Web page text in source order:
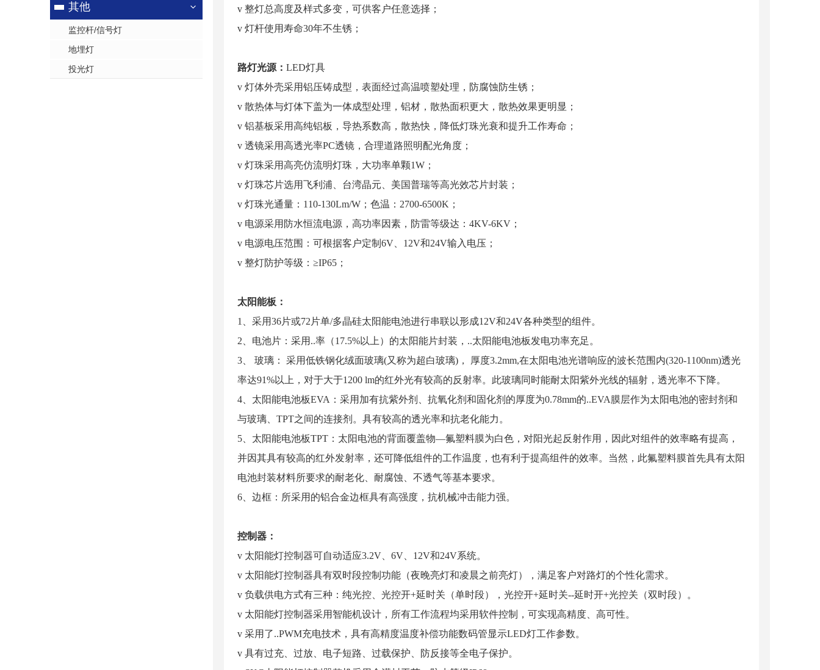
其他
监控杆/信号灯
地埋灯
投光灯
v 整灯总高度及样式多变，可供客户任意选择；
v 灯杆使用寿命30年不生锈；
路灯光源： LED灯具
v 灯体外壳采用铝压铸成型，表面经过高温喷塑处理，防腐蚀防生锈；
v 散热体与灯体下盖为一体成型处理，铝材，散热面积更大，散热效果更明显；
v 铝基板采用高纯铝板，导热系数高，散热快，降低灯珠光衰和提升工作寿命；
v 透镜采用高透光率PC透镜，合理道路照明配光角度；
v 灯珠采用高亮仿流明灯珠，大功率单颗1W；
v 灯珠芯片选用飞利浦、台湾晶元、美国普瑞等高光效芯片封装；
v 灯珠光通量：110-130Lm/W；色温：2700-6500K；
v 电源采用防水恒流电源，高功率因素，防雷等级达：4KV-6KV；
v 电源电压范围：可根据客户定制6V、12V和24V输入电压；
v 整灯防护等级：≥IP65；
太阳能板：
1、采用36片或72片单/多晶硅太阳能电池进行串联以形成12V和24V各种类型的组件。
2、电池片：采用..率（17.5%以上）的太阳能片封装，..太阳能电池板发电功率充足。
3、 玻璃： 采用低铁钢化绒面玻璃(又称为超白玻璃)， 厚度3.2mm,在太阳电池光谱响应的波长范围内(320-1100nm)透光
率达91%以上，对于大于1200 lm的红外光有较高的反射率。此玻璃同时能耐太阳紫外光线的辐射，透光率不下降。
4、太阳能电池板EVA：采用加有抗紫外剂、抗氧化剂和固化剂的厚度为0.78mm的..EVA膜层作为太阳电池的密封剂和
与玻璃、TPT之间的连接剂。具有较高的透光率和抗老化能力。
5、太阳能电池板TPT：太阳电池的背面覆盖物—氟塑料膜为白色，对阳光起反射作用，因此对组件的效率略有提高，
并因其具有较高的红外发射率，还可降低组件的工作温度，也有利于提高组件的效率。当然，此氟塑料膜首先具有太阳
电池封装材料所要求的耐老化、耐腐蚀、不透气等基本要求。
6、边框：所采用的铝合金边框具有高强度，抗机械冲击能力强。
控制器：
v 太阳能灯控制器可自动适应3.2V、6V、12V和24V系统。
v 太阳能灯控制器具有双时段控制功能（夜晚亮灯和凌晨之前亮灯），满足客户对路灯的个性化需求。
v 负载供电方式有三种：纯光控、光控开+延时关（单时段），光控开+延时关--延时开+光控关（双时段）。
v 太阳能灯控制器采用智能机设计，所有工作流程均采用软件控制，可实现高精度、高可性。
v 采用了..PWM充电技术，具有高精度温度补偿功能数码管显示LED灯工作参数。
v 具有过充、过放、电子短路、过载保护、防反接等全电子保护。